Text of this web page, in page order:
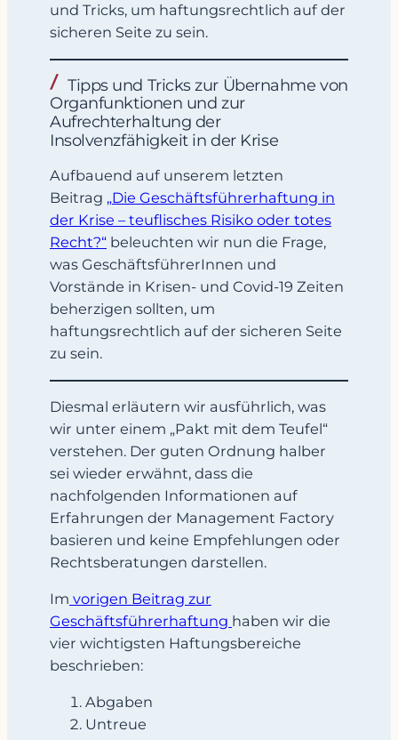
und Tricks, um haftungsrechtlich auf der
sicheren Seite zu sein.
Tipps und Tricks zur Übernahme von
Organfunktionen und zur
Aufrechterhaltung der
Insolvenzfähigkeit in der Krise
Aufbauend auf unserem letzten
Beitrag „Die Geschäftsführerhaftung in
der Krise – teuflisches Risiko oder totes
Recht?“ beleuchten wir nun die Frage,
was GeschäftsführerInnen und
Vorstände in Krisen- und Covid-19 Zeiten
beherzigen sollten, um
haftungsrechtlich auf der sicheren Seite
zu sein.
Diesmal erläutern wir ausführlich, was
wir unter einem „Pakt mit dem Teufel“
verstehen. Der guten Ordnung halber
sei wieder erwähnt, dass die
nachfolgenden Informationen auf
Erfahrungen der Management Factory
basieren und keine Empfehlungen oder
Rechtsberatungen darstellen.
Im vorigen Beitrag zur
Geschäftsführerhaftung haben wir die
vier wichtigsten Haftungsbereiche
beschrieben:
Abgaben
Untreue